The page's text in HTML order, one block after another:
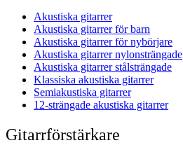
Akustiska gitarrer
Akustiska gitarrer för barn
Akustiska gitarrer för nybörjare
Akustiska gitarrer nylonsträngade
Akustiska gitarrer stålsträngade
Klassiska akustiska gitarrer
Semiakustiska gitarrer
12-strängade akustiska gitarrer
Gitarrförstärkare